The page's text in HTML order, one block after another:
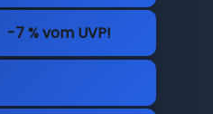
-7 % vom UVP!